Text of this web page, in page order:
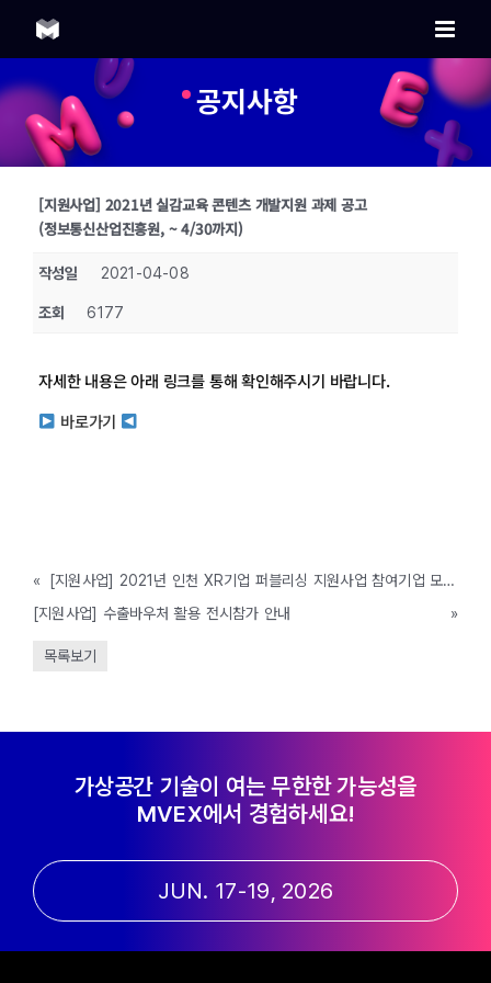
content
공지사항
[지원사업] 2021년 실감교육 콘텐츠 개발지원 과제 공고
(정보통신산업진흥원, ~ 4/30까지)
작성일 2021-04-08
조회 6177
자세한 내용은 아래 링크를 통해 확인해주시기 바랍니다.
바로가기
«
[지원사업] 2021년 인천 XR기업 퍼블리싱 지원사업 참여기업 모집 공고 (인천시, ~4/23까지)
[지원사업] 수출바우처 활용 전시참가 안내
»
목록보기
가상공간 기술이 여는 무한한 가능성을
MVEX에서 경험하세요!
JUN. 17-19, 2026